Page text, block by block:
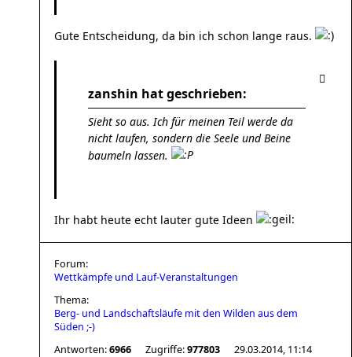
Gute Entscheidung, da bin ich schon lange raus.
zanshin hat geschrieben:
Sieht so aus. Ich für meinen Teil werde da
nicht laufen, sondern die Seele und Beine
baumeln lassen.
Ihr habt heute echt lauter gute Ideen
Forum:
Wettkämpfe und Lauf-Veranstaltungen
Thema:
Berg- und Landschaftsläufe mit den Wilden aus dem
Süden ;-)
Antworten:6966 Zugriffe:977803 29.03.2014, 11:14